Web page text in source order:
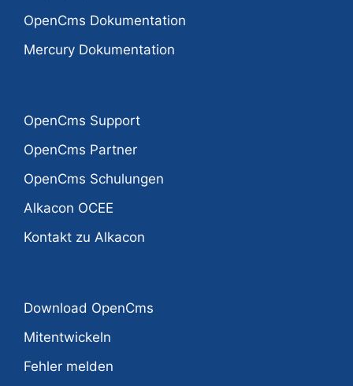
OpenCms Dokumentation
Mercury Dokumentation
OpenCms Support
OpenCms Partner
OpenCms Schulungen
Alkacon OCEE
Kontakt zu Alkacon
Download OpenCms
Mitentwickeln
Fehler melden